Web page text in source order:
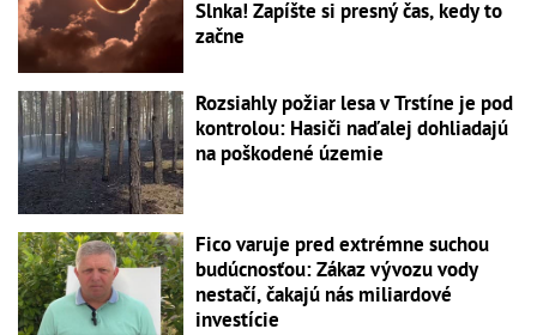
Slnka! Zapíšte si presný čas, kedy to
začne
Rozsiahly požiar lesa v Trstíne je pod
kontrolou: Hasiči naďalej dohliadajú
na poškodené územie
Fico varuje pred extrémne suchou
budúcnosťou: Zákaz vývozu vody
nestačí, čakajú nás miliardové
investície